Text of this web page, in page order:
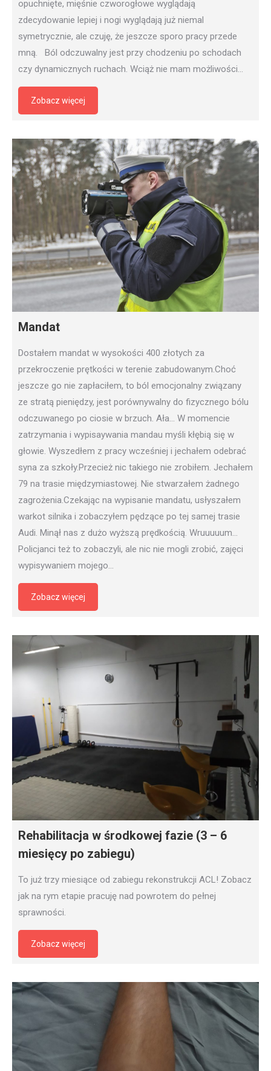
opuchnięte, mięśnie czworogłowe wyglądają
zdecydowanie lepiej i nogi wyglądają już niemal
symetrycznie, ale czuję, że jeszcze sporo pracy przede
mną. Ból odczuwalny jest przy chodzeniu po schodach
czy dynamicznych ruchach. Wciąż nie mam możliwości…
Zobacz więcej
Mandat
Dostałem mandat w wysokości 400 złotych za
przekroczenie prętkości w terenie zabudowanym.Choć
jeszcze go nie zapłaciłem, to ból emocjonalny związany
ze stratą pieniędzy, jest porównywalny do fizycznego bólu
odczuwanego po ciosie w brzuch. Ała… W momencie
zatrzymania i wypisaywania mandau myśli kłębią się w
głowie. Wyszedłem z pracy wcześniej i jechałem odebrać
syna za szkoły.Przecież nic takiego nie zrobiłem. Jechałem
79 na trasie międzymiastowej. Nie stwarzałem żadnego
zagrożenia.Czekając na wypisanie mandatu, usłyszałem
warkot silnika i zobaczyłem pędzące po tej samej trasie
Audi. Minął nas z dużo wyższą prędkością. Wruuuuum…
Policjanci też to zobaczyli, ale nic nie mogli zrobić, zajęci
wypisywaniem mojego…
Zobacz więcej
Rehabilitacja w środkowej fazie (3 – 6
miesięcy po zabiegu)
To już trzy miesiące od zabiegu rekonstrukcji ACL! Zobacz
jak na rym etapie pracuję nad powrotem do pełnej
sprawności.
Zobacz więcej